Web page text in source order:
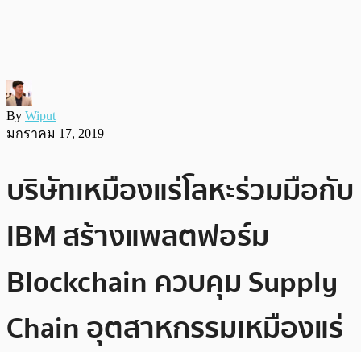
By Wiput
มกราคม 17, 2019
บริษัทเหมืองแร่โลหะร่วมมือกับ
IBM สร้างแพลตฟอร์ม
Blockchain ควบคุม Supply
Chain อุตสาหกรรมเหมืองแร่